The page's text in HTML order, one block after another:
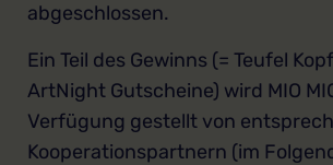
abgeschlossen.
Ein Teil des Gewinns (= Teufel
ArtNight Gutscheine) wird MIO
Verfügung gestellt von
Kooperationspartnern (im